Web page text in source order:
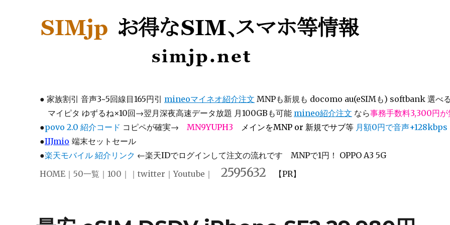
● 家族割引 音声3~5回線目165円引 mineoマイネオ紹介注文 MNPも新規も docomo au(eSIMも) softbank 選べる
マイピタ ゆずるね×10回→翌月深夜高速データ放題 月100GBも可能 mineo紹介注文 なら事務手数料3,300円が
●povo 2.0 紹介コード コピペが確実→ MN9YUPH3 メインをMNP or 新規でサブ等 月額0円で音声+128kbps
●IIJmio 端末セットセール
●楽天モバイル 紹介リンク ←楽天IDでログインして注文の流れです MNPで1円！ OPPO A3 5G
HOME ｜ 50一覧 ｜ 100 ｜｜ twitter ｜Youtube ｜ 2595632 【PR】